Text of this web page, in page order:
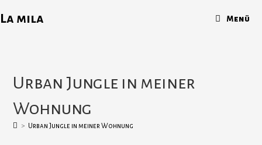
La mila Menü
Urban Jungle in meiner
Wohnung
> Urban Jungle in meiner Wohnung